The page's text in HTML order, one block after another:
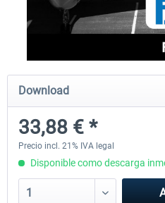
rkApps - FSRealistic Pro MSFS
33,88 € *
Download
33,88 € *
Precio incl. 21% IVA legal
Disponible como descarga